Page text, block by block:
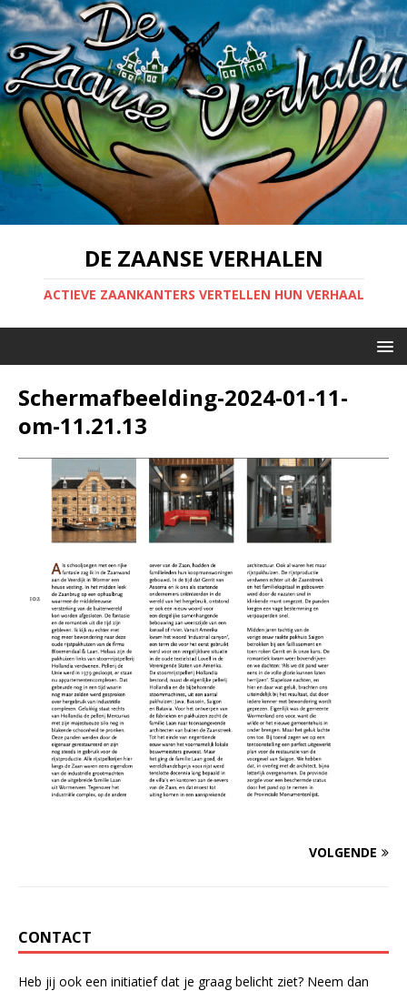
DE ZAANSE VERHALEN
ACTIEVE ZAANKANTERS VERTELLEN HUN VERHAAL
Scherm­afbeelding-2024-01-11-
om-11.21.13
VOLGENDE
CONTACT
Heb jij ook een initiatief dat je graag belicht ziet? Neem dan